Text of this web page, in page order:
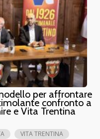
per affrontare
confronto a
e Vita Trentina
VITA TRENTINA